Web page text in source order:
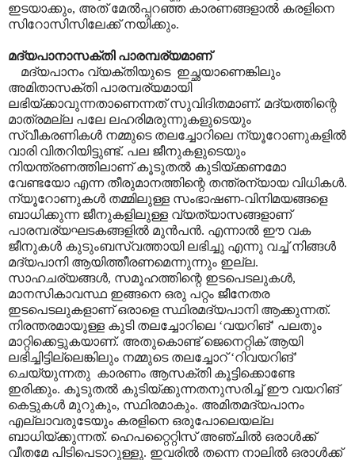
ഇടയാക്കും, അത് മേൽ‌പ്പറഞ്ഞ കാരണങ്ങളാൽ കരളിനെ
സിറോസിസിലേക്ക് നയിക്കും.
മദ്യപാനാസക്തി പാരമ്പര്യമാണ്
മദ്യപാനം വ്യക്തിയുടെ ഇച്ഛയാണെങ്കിലും
അമിതാസക്തി പാരമ്പര്യമായി
ലഭിയ്ക്കാവുന്നതാണെന്നത് സുവിദിതമാണ്. മദ്യത്തിന്റെ
മാത്രമല്ല പലേ ലഹരിമരുന്നുകളുടെയും
സ്വീകരണികൾ നമ്മുടെ തലച്ചോറിലെ ന്യൂറോണുകളിൽ
വാരി വിതറിയിട്ടുണ്ട്. പല ജീനുകളുടെയും
നിയന്ത്രണത്തിലാണ് കൂടുതൽ കുടിയ്ക്കണമോ
വേണ്ടയോ എന്ന തീരുമാനത്തിന്റെ തന്ത്രന്യായ വിധികൾ.
ന്യൂറോണുകൾ തമ്മിലുള്ള സംഭാഷണ-വിനിമയങ്ങളെ
ബാധിക്കുന്ന ജീനുകളിലുള്ള വ്യത്യാസങ്ങളാണ്
പാരമ്പര്യഘടകങ്ങളിൽ മുൻപൻ. എന്നാൽ ഈ വക
ജീനുകൾ കുടുംബസ്വത്തായി ലഭിച്ചു എന്നു വച്ച് നിങ്ങൾ
മദ്യപാനി ആയിത്തീരണമെന്നുന്നും ഇല്ല.
സാഹചര്യങ്ങൾ, സമൂഹത്തിന്റെ ഇടപെടലുകൾ,
മാനസികാവസ്ഥ ഇങ്ങനെ ഒരു പറ്റം ജീനേതര
ഇടപെടലുകളാണ് ഒരാളെ സ്ഥിരമദ്യപാനി ആക്കുന്നത്.
നിരന്തരമായുള്ള കുടി തലച്ചോറിലെ ‘വയറിങ്’ പലതും
മാറ്റിക്കെട്ടുകയാണ്. അതുകൊണ്ട് ജെനെറ്റിക് ആയി
ലഭിച്ചിട്ടില്ലെങ്കിലും നമ്മുടെ തലച്ചോറ് ‘റിവയറിങ്’
ചെയ്യുന്നതു കാരണം ആസക്തി കൂട്ടിക്കൊണ്ടേ
ഇരിക്കും. കൂടുതൽ കുടിയ്ക്കുന്നതനുസരിച്ച് ഈ വയറിങ്
കെട്ടുകൾ മുറുകും, സ്ഥിരമാകും. അമിതമദ്യപാനം
എല്ലാവരുടേയും കരളിനെ ഒരുപോലെയല്ല
ബാധിയ്ക്കുന്നത്. ഹെപറ്റൈറ്റിസ് അഞ്ചിൽ ഒരാൾക്ക്
വീതമേ പിടിപെടാറുള്ളു. ഇവരിൽ തന്നെ നാലിൽ ഒരാൾക്ക്